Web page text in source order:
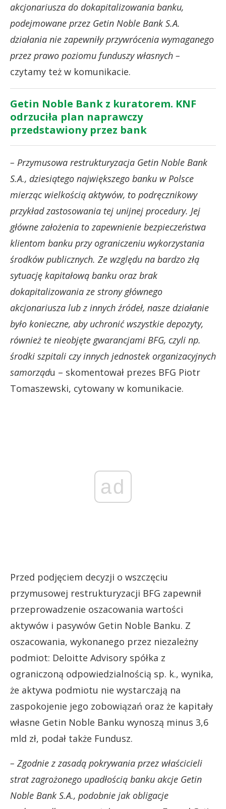
akcjonariusza do dokapitalizowania banku,
podejmowane przez Getin Noble Bank S.A.
działania nie zapewniły przywrócenia wymaganego
przez prawo poziomu funduszy własnych –
czytamy też w komunikacie.
Getin Noble Bank z kuratorem. KNF
odrzuciła plan naprawczy
przedstawiony przez bank
– Przymusowa restrukturyzacja Getin Noble Bank
S.A., dziesiątego największego banku w Polsce
mierząc wielkością aktywów, to podręcznikowy
przykład zastosowania tej unijnej procedury. Jej
główne założenia to zapewnienie bezpieczeństwa
klientom banku przy ograniczeniu wykorzystania
środków publicznych. Ze względu na bardzo złą
sytuację kapitałową banku oraz brak
dokapitalizowania ze strony głównego
akcjonariusza lub z innych źródeł, nasze działanie
było konieczne, aby uchronić wszystkie depozyty,
również te nieobjęte gwarancjami BFG, czyli np.
środki szpitali czy innych jednostek organizacyjnych
samorządu – skomentował prezes BFG Piotr
Tomaszewski, cytowany w komunikacie.
ad
Przed podjęciem decyzji o wszczęciu
przymusowej restrukturyzacji BFG zapewnił
przeprowadzenie oszacowania wartości
aktywów i pasywów Getin Noble Banku. Z
oszacowania, wykonanego przez niezależny
podmiot: Deloitte Advisory spółka z
ograniczoną odpowiedzialnością sp. k., wynika,
że aktywa podmiotu nie wystarczają na
zaspokojenie jego zobowiązań oraz że kapitały
własne Getin Noble Banku wynoszą minus 3,6
mld zł, podał także Fundusz.
– Zgodnie z zasadą pokrywania przez właścicieli
strat zagrożonego upadłością banku akcje Getin
Noble Bank S.A., podobnie jak obligacje